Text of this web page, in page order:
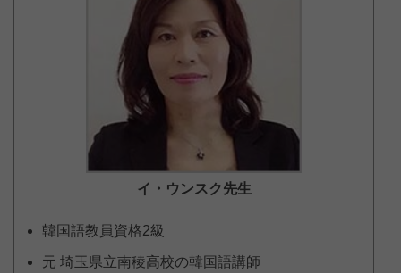
イ・ウンスク先生
韓国語教員資格2級
元 埼玉県立南稜高校の韓国語講師